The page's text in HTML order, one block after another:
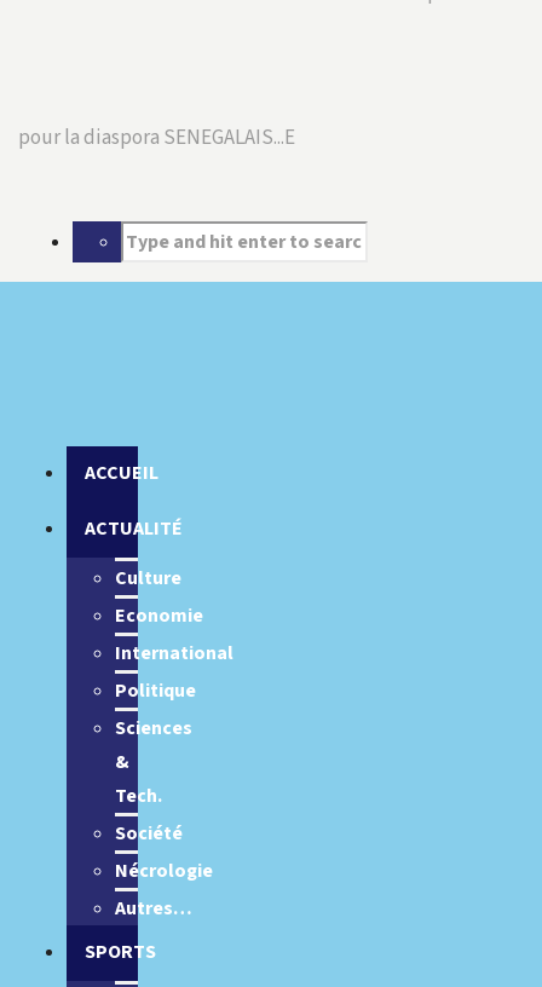
ACCUEIL
ACTUALITÉ
Culture
Economie
International
Politique
Sciences
&
Tech.
Société
Nécrologie
Autres…
SPORTS